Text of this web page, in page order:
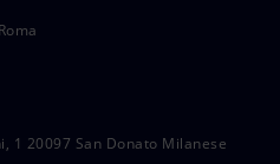
1 20097 San Donato Milanese